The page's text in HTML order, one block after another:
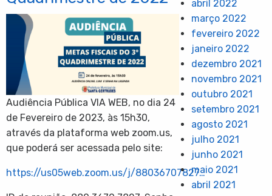
Audiência Pública VIA WEB, no dia 24
de Fevereiro de 2023, às 15h30,
através da plataforma web zoom.us,
que poderá ser acessada pelo site:
https://us05web.zoom.us/j/88036707827…
abril 2022
março 2022
fevereiro 2022
janeiro 2022
dezembro 2021
novembro 2021
outubro 2021
setembro 2021
agosto 2021
julho 2021
junho 2021
maio 2021
abril 2021